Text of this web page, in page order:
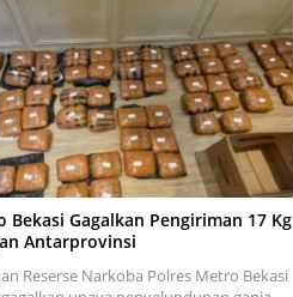
Bekasi Gagalkan Pengiriman 17 Kg
Antarprovinsi
Reserse Narkoba Polres Metro Bekasi